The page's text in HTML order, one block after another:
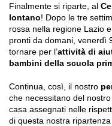
Finalmente si riparte, al
lontano! Dopo le tre
rossa nella regione Lazio
pronti da domani, venerdì
tornare per l’attività di
bambini della scuola
Continua, così, il nostro
che necessitano del
casa assegnati nelle
di questa nostra